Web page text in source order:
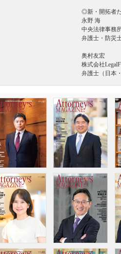
◎新・開拓者
永野 海
中央法律事
弁護士・防災
奥村友宏
株式会社
弁護士（日本